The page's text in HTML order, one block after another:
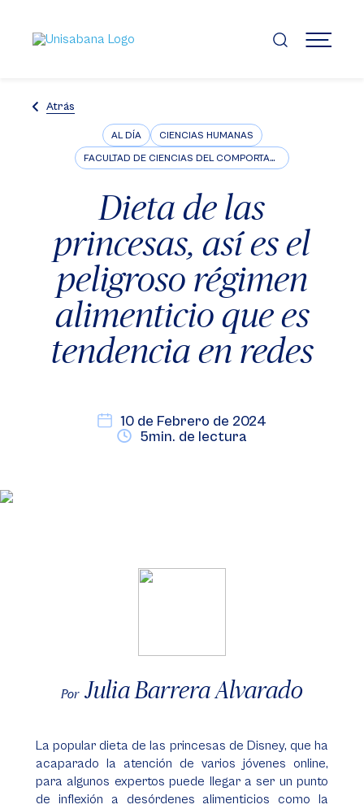
contenido
principal
MENÚ
Atrás
AL DÍA CIENCIAS HUMANAS
FACULTAD DE CIENCIAS DEL COMPORTAMIENTO
Dieta de las
princesas, así es el
peligroso régimen
alimenticio que es
tendencia en redes
10 de Febrero de 2024
5min. de lectura
Por Julia Barrera Alvarado
La popular dieta de las princesas de Disney, que ha
acaparado la atención de varios jóvenes online,
para algunos expertos puede llegar a ser un punto
de inflexión a desórdenes alimenticios como la